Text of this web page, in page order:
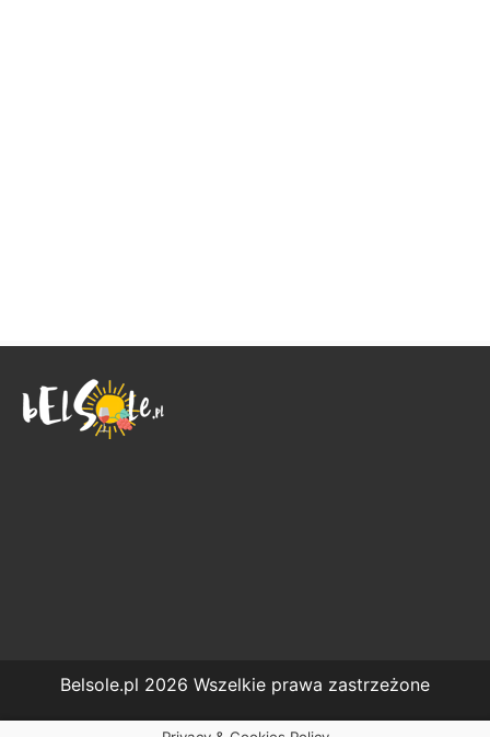
Belsole.pl 2026 Wszelkie prawa zastrzeżone